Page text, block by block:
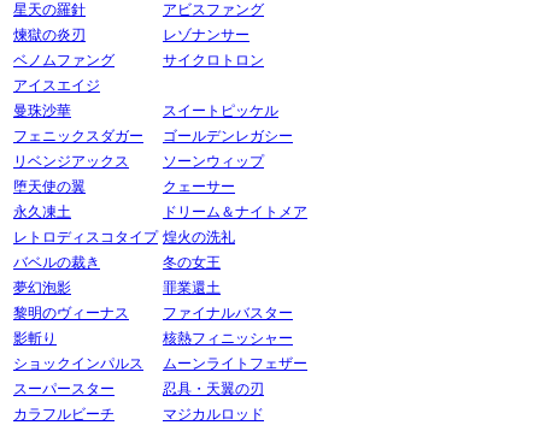
星天の羅針
アビスファング
煉獄の炎刃
レゾナンサー
ベノムファング
サイクロトロン
アイスエイジ
曼珠沙華
スイートピッケル
フェニックスダガー
ゴールデンレガシー
リベンジアックス
ソーンウィップ
堕天使の翼
クェーサー
永久凍土
ドリーム＆ナイトメア
レトロディスコタイプ 煌火の洗礼
バベルの裁き
冬の女王
夢幻泡影
罪業還土
黎明のヴィーナス
ファイナルバスター
影斬り
核熱フィニッシャー
ショックインパルス
ムーンライトフェザー
スーパースター
忍具・天翼の刃
カラフルビーチ
マジカルロッド